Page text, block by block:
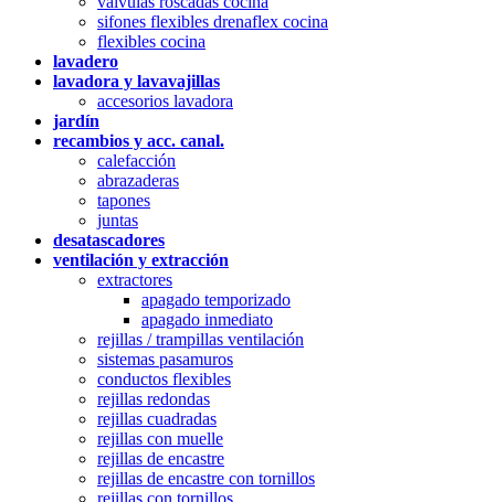
sifones flexibles drenaflex cocina
flexibles cocina
lavadero
lavadora y lavavajillas
accesorios lavadora
jardín
recambios y acc. canal.
calefacción
abrazaderas
tapones
juntas
desatascadores
ventilación y extracción
extractores
apagado temporizado
apagado inmediato
rejillas / trampillas ventilación
sistemas pasamuros
conductos flexibles
rejillas redondas
rejillas cuadradas
rejillas con muelle
rejillas de encastre
rejillas de encastre con tornillos